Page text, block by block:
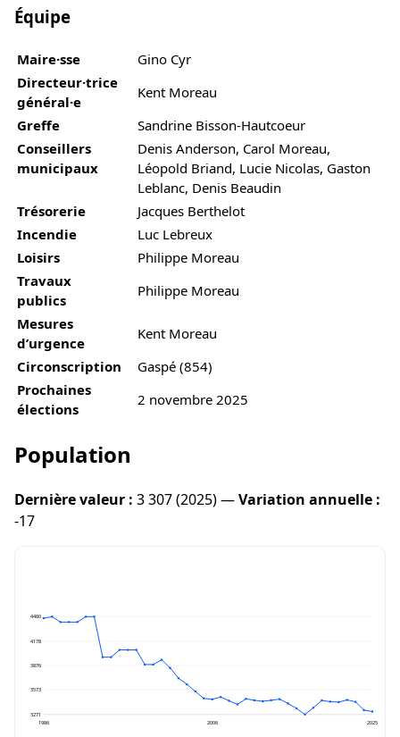
Équipe
Maire·sse
Gino Cyr
Directeur·trice
général·e
Kent Moreau
Greffe
Sandrine Bisson-Hautcoeur
Conseillers
municipaux
Denis Anderson, Carol Moreau,
Léopold Briand, Lucie Nicolas, Gaston
Leblanc, Denis Beaudin
Trésorerie
Jacques Berthelot
Incendie
Luc Lebreux
Loisirs
Philippe Moreau
Travaux
publics
Philippe Moreau
Mesures
d’urgence
Kent Moreau
Circonscription
Gaspé (854)
Prochaines
élections
2 novembre 2025
Population
Dernière valeur : 3 307 (2025) —Variation annuelle :
-17
4480
4178
3876
3573
3271
1986
2006 2025